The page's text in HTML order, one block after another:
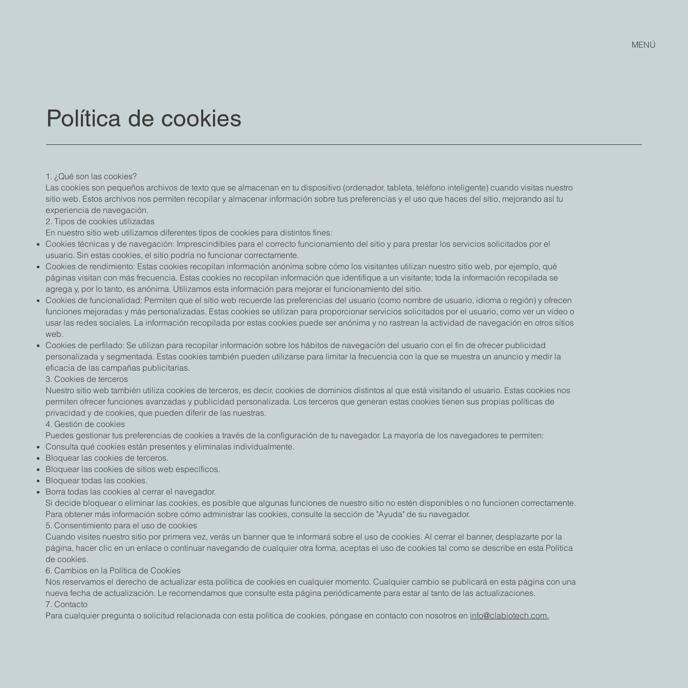
MENÚ
Política de cookies
1. ¿Qué son las cookies?
Las cookies son pequeños archivos de texto que se almacenan en tu dispositivo (ordenador, tableta, teléfono inteligente) cuando visitas nuestro
sitio web. Estos archivos nos permiten recopilar y almacenar información sobre tus preferencias y el uso que haces del sitio, mejorando así tu
experiencia de navegación.
2. Tipos de cookies utilizadas
En nuestro sitio web utilizamos diferentes tipos de cookies para distintos fines:
Cookies técnicas y de navegación: Imprescindibles para el correcto funcionamiento del sitio y para prestar los servicios solicitados por el
usuario. Sin estas cookies, el sitio podría no funcionar correctamente.
Cookies de rendimiento: Estas cookies recopilan información anónima sobre cómo los visitantes utilizan nuestro sitio web, por ejemplo, qué
páginas visitan con más frecuencia. Estas cookies no recopilan información que identifique a un visitante; toda la información recopilada se
agrega y, por lo tanto, es anónima. Utilizamos esta información para mejorar el funcionamiento del sitio.
Cookies de funcionalidad: Permiten que el sitio web recuerde las preferencias del usuario (como nombre de usuario, idioma o región) y ofrecen
funciones mejoradas y más personalizadas. Estas cookies se utilizan para proporcionar servicios solicitados por el usuario, como ver un vídeo o
usar las redes sociales. La información recopilada por estas cookies puede ser anónima y no rastrean la actividad de navegación en otros sitios
web.
Cookies de perfilado: Se utilizan para recopilar información sobre los hábitos de navegación del usuario con el fin de ofrecer publicidad
personalizada y segmentada. Estas cookies también pueden utilizarse para limitar la frecuencia con la que se muestra un anuncio y medir la
eficacia de las campañas publicitarias.
3. Cookies de terceros
Nuestro sitio web también utiliza cookies de terceros, es decir, cookies de dominios distintos al que está visitando el usuario. Estas cookies nos
permiten ofrecer funciones avanzadas y publicidad personalizada. Los terceros que generan estas cookies tienen sus propias políticas de
privacidad y de cookies, que pueden diferir de las nuestras.
4. Gestión de cookies
Puedes gestionar tus preferencias de cookies a través de la configuración de tu navegador. La mayoría de los navegadores te permiten:
Consulta qué cookies están presentes y elimínalas individualmente.
Bloquear las cookies de terceros.
Bloquear las cookies de sitios web específicos.
Bloquear todas las cookies.
Borra todas las cookies al cerrar el navegador.
Si decide bloquear o eliminar las cookies, es posible que algunas funciones de nuestro sitio no estén disponibles o no funcionen correctamente.
Para obtener más información sobre cómo administrar las cookies, consulte la sección de "Ayuda" de su navegador.
5. Consentimiento para el uso de cookies
Cuando visites nuestro sitio por primera vez, verás un banner que te informará sobre el uso de cookies. Al cerrar el banner, desplazarte por la
página, hacer clic en un enlace o continuar navegando de cualquier otra forma, aceptas el uso de cookies tal como se describe en esta Política
de cookies.
6. Cambios en la Política de Cookies
Nos reservamos el derecho de actualizar esta política de cookies en cualquier momento. Cualquier cambio se publicará en esta página con una
nueva fecha de actualización. Le recomendamos que consulte esta página periódicamente para estar al tanto de las actualizaciones.
7. Contacto
Para cualquier pregunta o solicitud relacionada con esta política de cookies, póngase en contacto con nosotros en info@clabiotech.com.